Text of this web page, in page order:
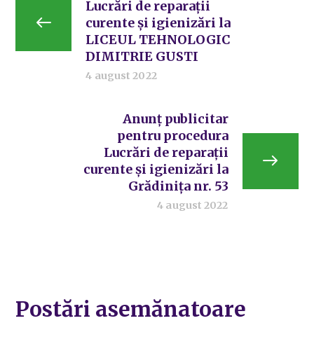
Lucrări de reparații
curente și igienizări la
LICEUL TEHNOLOGIC
DIMITRIE GUSTI
4 august 2022
Anunț publicitar
pentru procedura
Lucrări de reparații
curente și igienizări la
Grădinița nr. 53
4 august 2022
Postări asemănatoare